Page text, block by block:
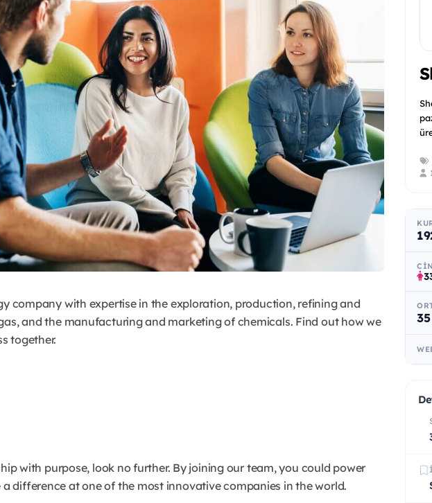
company with expertise in the exploration, production, refining and
and the manufacturing and marketing of chemicals. Find out how we
together.
with purpose, look no further. By joining our team, you could power
difference at one of the most innovative companies in the world.
35